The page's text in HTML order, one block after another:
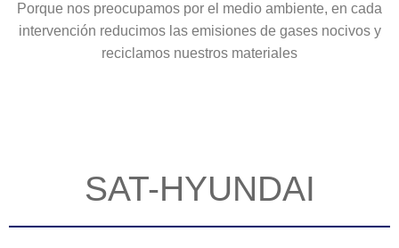
Porque nos preocupamos por el medio ambiente, en cada
intervención reducimos las emisiones de gases nocivos y
reciclamos nuestros materiales
SAT-HYUNDAI